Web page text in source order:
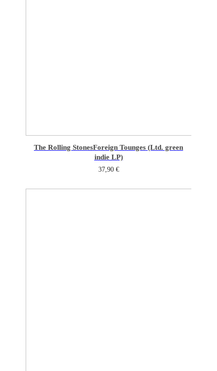
The Rolling StonesForeign Tounges (Ltd. green
indie LP)
37,90 €